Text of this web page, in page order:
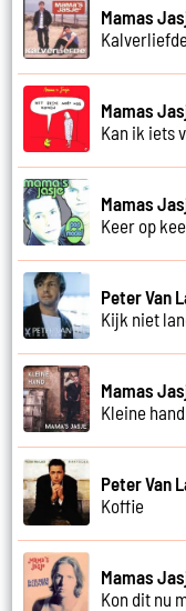
Mamas
Mamas
Kan ik iets
Mamas
Keer op
Peter Van
Kijk niet
Mamas
Kleine hand
Peter Van
Koffie
Mamas
Kon dit nu